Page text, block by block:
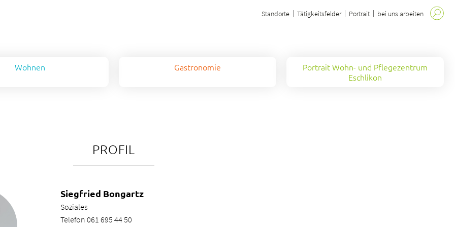
Standorte Tätigkeitsfelder Portrait bei uns arbeiten
Wohnen Gastronomie
Portrait Wohn- und Pflegezentrum
Eschlikon
PROFIL
Siegfried Bongartz
Soziales
Telefon 061 695 44 50